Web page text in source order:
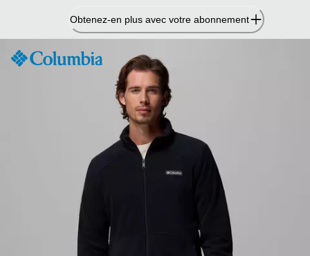
contenu
Obtenez-en plus avec votre abonnement